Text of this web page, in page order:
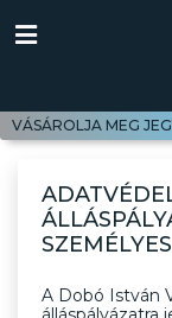
VÁSÁROLJA MEG
A Dobó István